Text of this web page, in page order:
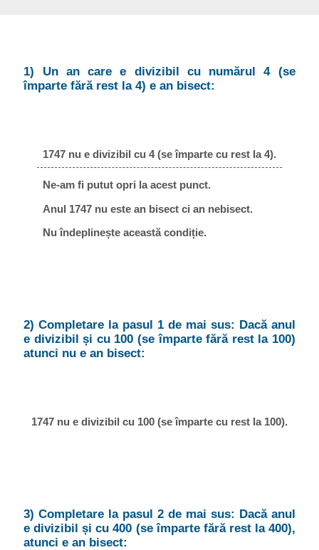
1) Un an care e divizibil cu numărul 4 (se
împarte fără rest la 4) e an bisect:
1747 nu e divizibil cu 4 (se împarte cu rest la 4).
Ne-am fi putut opri la acest punct.
Anul 1747 nu este an bisect ci an nebisect.
Nu îndeplinește această condiție.
2) Completare la pasul 1 de mai sus: Dacă anul
e divizibil și cu 100 (se împarte fără rest la 100)
atunci nu e an bisect:
1747 nu e divizibil cu 100 (se împarte cu rest la 100).
3) Completare la pasul 2 de mai sus: Dacă anul
e divizibil și cu 400 (se împarte fără rest la 400),
atunci e an bisect: